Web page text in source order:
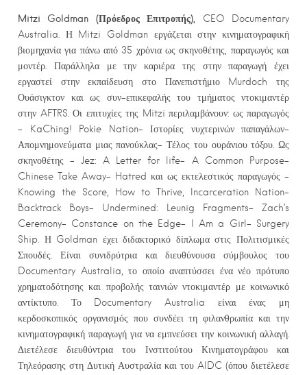
Mitzi Goldman (Πρόεδρος Επιτροπής),
CEO Documentary
Australia. Η Mitzi Goldman εργάζεται στην κινηματογραφική
βιομηχανία για πάνω από 35 χρόνια ως σκηνοθέτης, παραγωγός και
μοντέρ. Παράλληλα με την καριέρα της στην παραγωγή έχει
εργαστεί στην εκπαίδευση στο Πανεπιστήμιο Murdoch της
Ουάσιγκτον και ως συν-επικεφαλής του τμήματος ντοκιμαντέρ
στην AFTRS. Οι επιτυχίες της Mitzi περιλαμβάνουν: ως παραγωγός
– KaChing! Pokie Nation- Ιστορίες νυχτερινών παπαγάλων-
Απομνημονεύματα μιας πανούκλας- Τέλος του ουράνιου τόξου. Ως
σκηνοθέτης – Jez: A Letter for life- A Common Purpose-
Chinese Take Away- Hatred και ως εκτελεστικός παραγωγός –
Knowing the Score, How to Thrive, Incarceration Nation-
Backtrack Boys- Undermined: Leunig Fragments- Zach’s
Ceremony- Constance on the Edge- I Am a Girl- Surgery
Ship. Η Goldman έχει διδακτορικό δίπλωμα στις Πολιτισμικές
Σπουδές. Είναι συνιδρύτρια και διευθύνουσα σύμβουλος του
Documentary Australia, το οποίο αναπτύσσει ένα νέο πρότυπο
χρηματοδότησης και προβολής ταινιών ντοκιμαντέρ με κοινωνικό
αντίκτυπο. Το Documentary Australia είναι ένας μη
κερδοσκοπικός οργανισμός που συνδέει τη φιλανθρωπία και την
κινηματογραφική παραγωγή για να εμπνεύσει την κοινωνική αλλαγή.
Διετέλεσε διευθύντρια του Ινστιτούτου Κινηματογράφου και
Τηλεόρασης στη Δυτική Αυστραλία και του AIDC (όπου διετέλεσε